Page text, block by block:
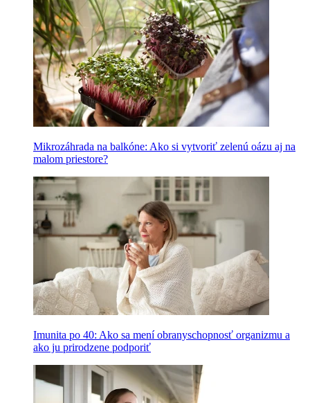
Mikrozáhrada na balkóne: Ako si vytvoriť zelenú oázu aj na
malom priestore?
Imunita po 40: Ako sa mení obranyschopnosť organizmu a
ako ju prirodzene podporiť